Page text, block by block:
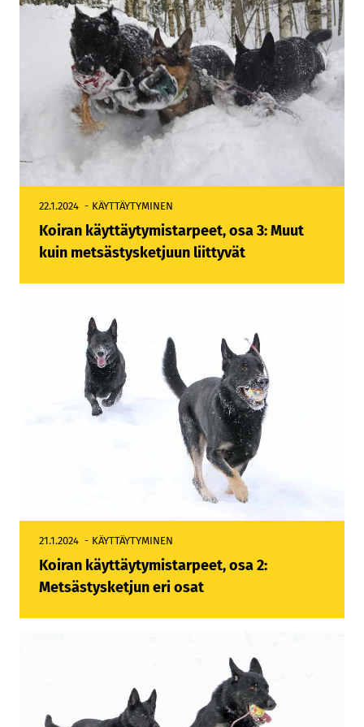
22.1.2024 KÄYTTÄYTYMINEN
Koiran käyttäytymistarpeet, osa 3: Muut
kuin metsästysketjuun liittyvät
21.1.2024 KÄYTTÄYTYMINEN
Koiran käyttäytymistarpeet, osa 2:
Metsästysketjun eri osat